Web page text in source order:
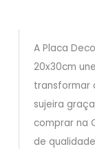
A Placa
20x30cm
transformar
sujeira
comprar na
de